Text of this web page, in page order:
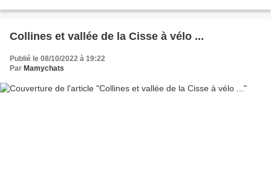
Collines et vallée de la Cisse à vélo ...
Publié le 08/10/2022 à 19:22
Par Mamychats